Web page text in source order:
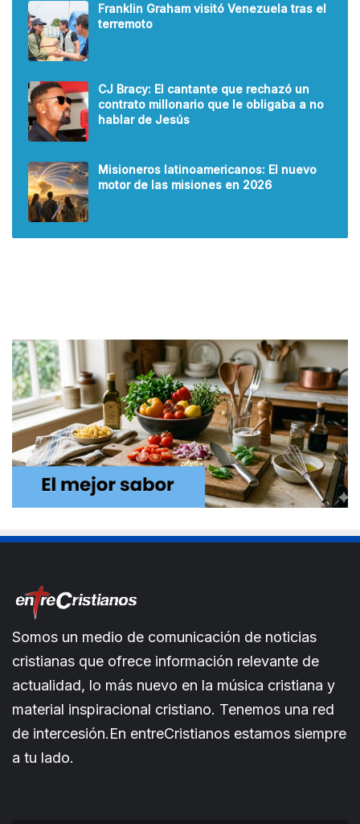
Franklin Graham visitó Venezuela tras el
terremoto
CJ Bracy: El cantante que rechazó un
contrato millonario que le obligaba a no
hablar de Jesús
Misioneros latinoamericanos: El nuevo
motor de las misiones en 2026
Somos un medio de comunicación de noticias
cristianas que ofrece información relevante de
actualidad, lo más nuevo en la música cristiana y
material inspiracional cristiano. Tenemos una red
de intercesión.En entreCristianos estamos siempre
a tu lado.